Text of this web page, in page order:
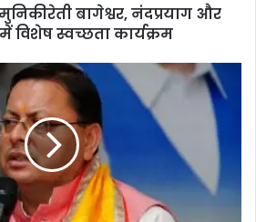
बागेश्वर, नंदप्रयाग और
विशेष स्वच्छता कार्यक्रम